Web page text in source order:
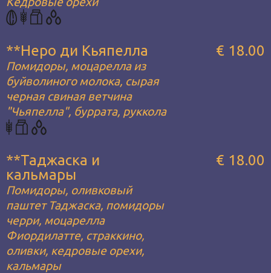
**Неро ди Кьяпелла
Помидоры, моцарелла из
буйволиного молока, сырая
черная свиная ветчина
"Чьяпелла", буррата, руккола
€ 18.00
**Таджаска и
кальмары
Помидоры, оливковый
паштет Таджаска, помидоры
черри, моцарелла
Фиордилатте, страккино,
оливки, кедровые орехи,
кальмары
€ 18.00